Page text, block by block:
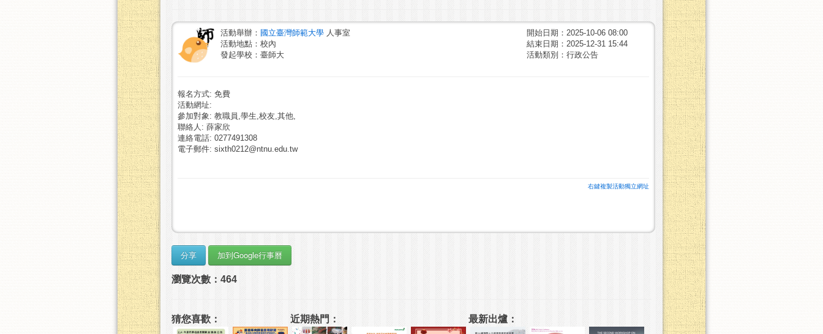
活動舉辦： 國立臺灣師範大學 人事室
活動地點：校內
發起學校：臺師大
開始日期：2025-10-06 08:00
結束日期：2025-12-31 15:44
活動類別：行政公告
報名方式: 免費
活動網址:
參加對象: 教職員,學生,校友,其他,
聯絡人: 薛家欣
連絡電話: 0277491308
電子郵件: sixth0212@ntnu.edu.tw
右鍵複製活動獨立網址
瀏覽次數：464
猜您喜歡： 近期熱門： 最新出爐：